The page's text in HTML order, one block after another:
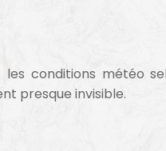
conditions météo
presque invisible.